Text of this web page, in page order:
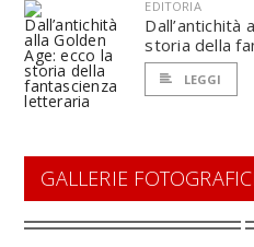
EDITORIA
Dall’antichità
storia della
LEGGI
GALLERIE